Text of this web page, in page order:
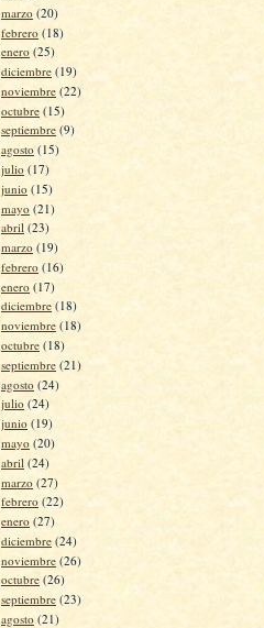
marzo (20)
febrero (18)
enero (25)
diciembre (19)
noviembre (22)
octubre (15)
septiembre (9)
agosto (15)
julio (17)
junio (15)
mayo (21)
abril (23)
marzo (19)
febrero (16)
enero (17)
diciembre (18)
noviembre (18)
octubre (18)
septiembre (21)
agosto (24)
julio (24)
junio (19)
mayo (20)
abril (24)
marzo (27)
febrero (22)
enero (27)
diciembre (24)
noviembre (26)
octubre (26)
septiembre (23)
agosto (21)